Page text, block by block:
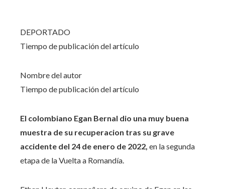
DEPORTADO
Tiempo de publicación del artículo
Nombre del autor
Tiempo de publicación del artículo
El colombiano Egan Bernal dio una muy buena
muestra de su recuperacion tras su grave
accidente del 24 de enero de 2022, en la segunda
etapa de la Vuelta a Romandía.